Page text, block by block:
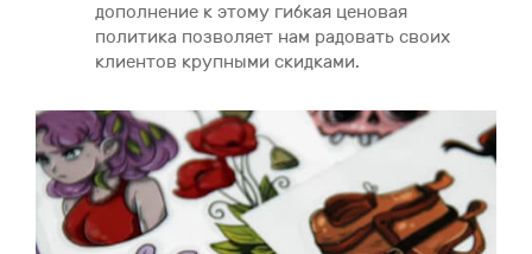
дополнение к этому гибкая ценовая
политика позволяет нам радовать своих
клиентов крупными скидками.